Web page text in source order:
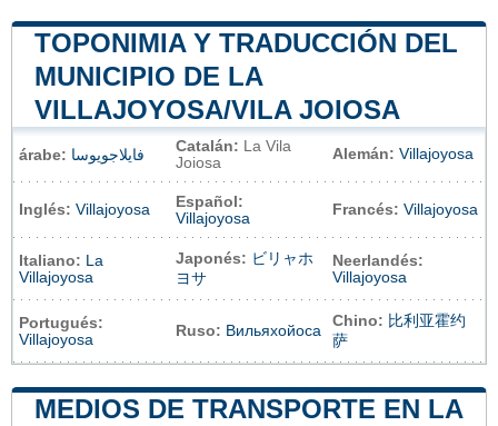
TOPONIMIA Y TRADUCCIÓN DEL
MUNICIPIO DE LA
VILLAJOYOSA/VILA JOIOSA
árabe: فايلاجويوسا
Catalán: La Vila
Joiosa
Alemán: Villajoyosa
Inglés: Villajoyosa
Español:
Villajoyosa
Francés: Villajoyosa
Italiano: La
Villajoyosa
Japonés: ビリャホ
ヨサ
Neerlandés:
Villajoyosa
Portugués:
Villajoyosa
Ruso: Вильяхойоса
Chino: 比利亚霍约
萨
MEDIOS DE TRANSPORTE EN LA